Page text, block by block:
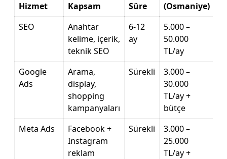
Hizmet Kapsam Süre
(Osmaniye)
SEO
Anahtar
kelime, içerik,
teknik SEO
6-12
ay
5.000 –
50.000
TL/ay
Google
Ads
Arama,
display,
shopping
kampanyaları
Sürekli
3.000 –
30.000
TL/ay +
bütçe
Meta Ads
Facebook +
Instagram
reklam
Sürekli
3.000 –
25.000
TL/ay +